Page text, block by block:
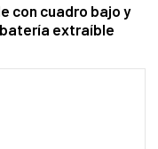
con cuadro bajo y
extraíble